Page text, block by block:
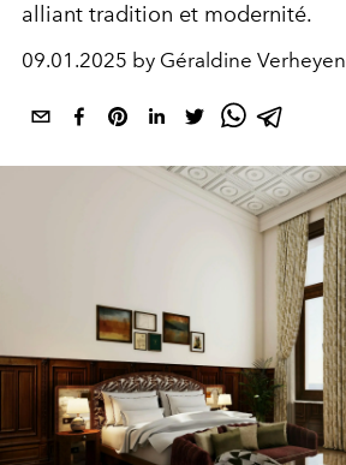
alliant tradition et modernité.
09.01.2025 by Géraldine Verheyen